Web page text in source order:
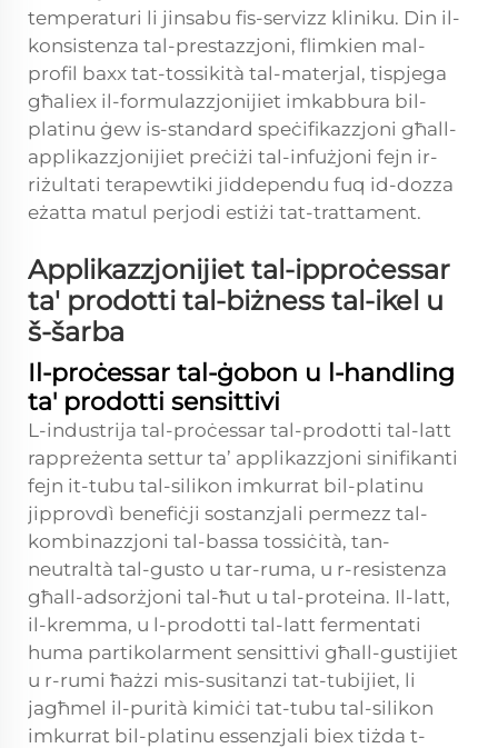
temperaturi li jinsabu fis-servizz kliniku. Din il-
konsistenza tal-prestazzjoni, flimkien mal-
profil baxx tat-tossikità tal-materjal, tispjega
għaliex il-formulazzjonijiet imkabbura bil-
platinu ġew is-standard speċifikazzjoni għall-
applikazzjonijiet preċiżi tal-infużjoni fejn ir-
riżultati terapewtiki jiddependu fuq id-dozza
eżatta matul perjodi estiżi tat-trattament.
Applikazzjonijiet tal-ipproċessar
ta' prodotti tal-biżness tal-ikel u
š-šarba
Il-proċessar tal-ġobon u l-handling
ta' prodotti sensittivi
L-industrija tal-proċessar tal-prodotti tal-latt
rappreżenta settur ta’ applikazzjoni sinifikanti
fejn it-tubu tal-silikon imkurrat bil-platinu
jipprovdì benefiċji sostanzjali permezz tal-
kombinazzjoni tal-bassa tossiċità, tan-
neutraltà tal-gusto u tar-ruma, u r-resistenza
għall-adsorżjoni tal-ħut u tal-proteina. Il-latt,
il-kremma, u l-prodotti tal-latt fermentati
huma partikolarment sensittivi għall-gustijiet
u r-rumi ħażzi mis-susitanzi tat-tubijiet, li
jagħmel il-purità kimiċi tat-tubu tal-silikon
imkurrat bil-platinu essenzjali biex tiżda t-